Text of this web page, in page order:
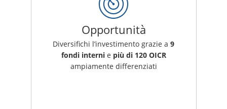
Opportunità
Diversifichi l’investimento grazie a 9
fondi internie più di 120 OICR
ampiamente differenziati